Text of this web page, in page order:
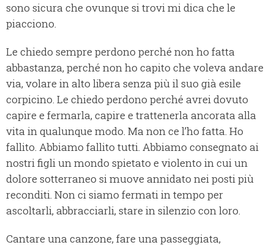
sono sicura che ovunque si trovi mi dica che le
piacciono.
Le chiedo sempre perdono perché non ho fatta
abbastanza, perché non ho capito che voleva andare
via, volare in alto libera senza più il suo già esile
corpicino. Le chiedo perdono perché avrei dovuto
capire e fermarla, capire e trattenerla ancorata alla
vita in qualunque modo. Ma non ce l’ho fatta. Ho
fallito. Abbiamo fallito tutti. Abbiamo consegnato ai
nostri figli un mondo spietato e violento in cui un
dolore sotterraneo si muove annidato nei posti più
reconditi. Non ci siamo fermati in tempo per
ascoltarli, abbracciarli, stare in silenzio con loro.
Cantare una canzone, fare una passeggiata,